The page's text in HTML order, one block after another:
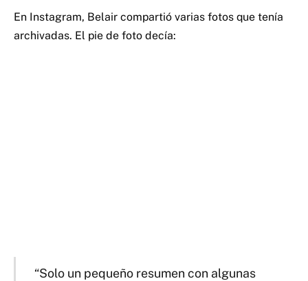
En Instagram, Belair compartió varias fotos que tenía
archivadas. El pie de foto decía:
“Solo un pequeño resumen con algunas